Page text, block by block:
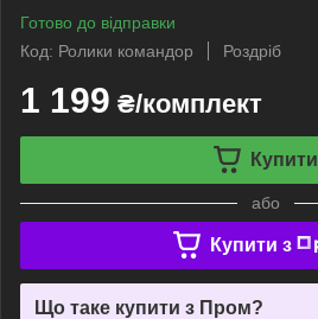
Готово до відправки
Код: Ролики командор
Роздріб
1 199 ₴/комплект
Купити
або
Купити з
Що таке купити з Пром?